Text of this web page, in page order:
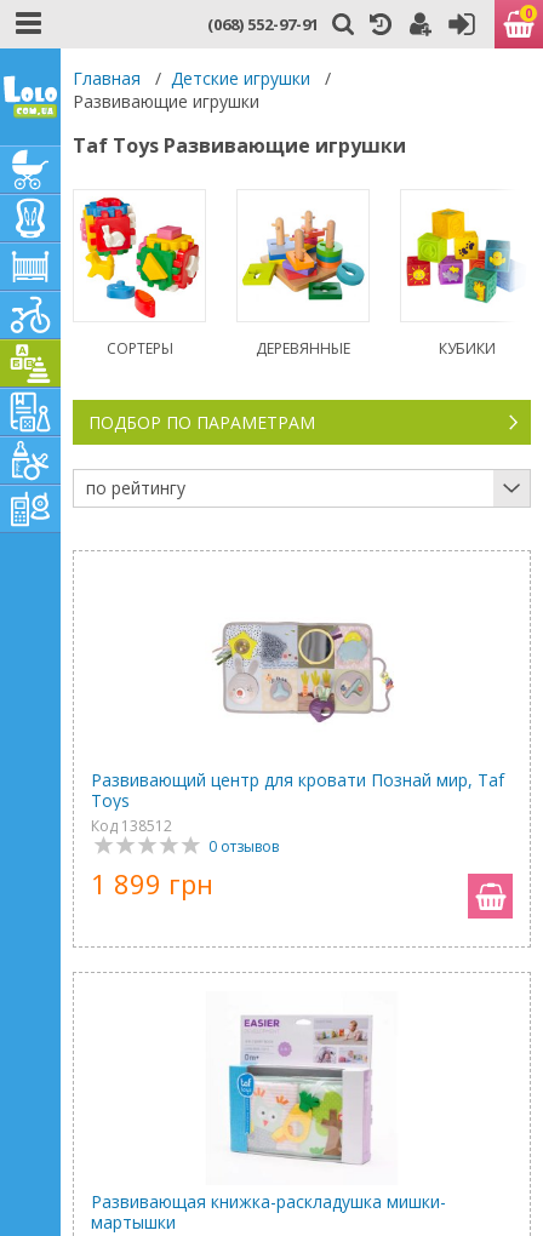
(068) 552-97-91 0
Главная / Детские игрушки
/
Развивающие игрушки
Taf Toys Развивающие игрушки
СОРТЕРЫ ДЕРЕВЯННЫЕ КУБИКИ
ПОДБОР ПО ПАРАМЕТРАМ
по рейтингу
Развивающий центр для кровати Познай мир, Taf
Toys
Код 138512
0 отзывов
1 899 грн
Развивающая книжка-раскладушка мишки-
мартышки